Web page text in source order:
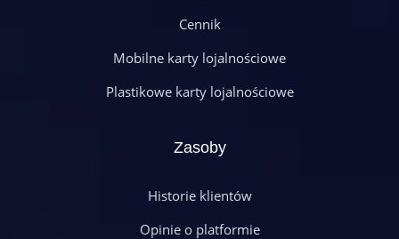
Cennik
Mobilne karty lojalnościowe
Plastikowe karty lojalnościowe
Zasoby
Historie klientów
Opinie o platformie